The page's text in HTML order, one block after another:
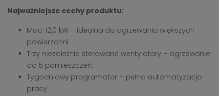
Najważniejsze cechy produktu:
Moc: 12,0 kW – idealna do ogrzewania większych
powierzchni.
Trzy niezależnie sterowane wentylatory – ogrzewanie
do 5 pomieszczeń.
Tygodniowy programator – pełna automatyzacja
pracy.